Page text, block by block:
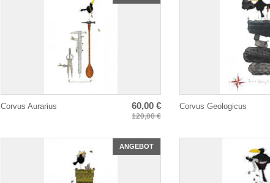
Corvus Aurarius 60,00 €
120,00 €
Corvus Geologicus
ANGEBOT